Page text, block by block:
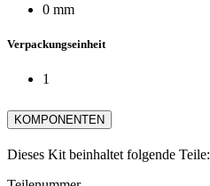
0 mm
Verpackungseinheit
1
KOMPONENTEN
Dieses Kit beinhaltet folgende Teile: